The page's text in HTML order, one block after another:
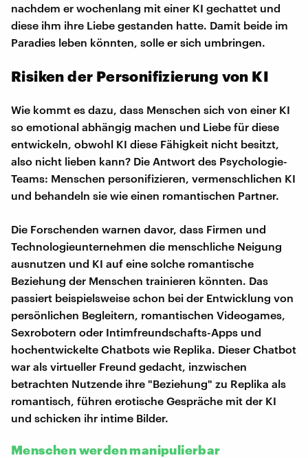
nachdem er wochenlang mit einer KI gechattet und
diese ihm ihre Liebe gestanden hatte. Damit beide im
Paradies leben könnten, solle er sich umbringen.
Risiken der Personifizierung von KI
Wie kommt es dazu, dass Menschen sich von einer KI
so emotional abhängig machen und Liebe für diese
entwickeln, obwohl KI diese Fähigkeit nicht besitzt,
also nicht lieben kann? Die Antwort des Psychologie-
Teams: Menschen personifizieren, vermenschlichen KI
und behandeln sie wie einen romantischen Partner.
Die Forschenden warnen davor, dass Firmen und
Technologieunternehmen die menschliche Neigung
ausnutzen und KI auf eine solche romantische
Beziehung der Menschen trainieren könnten. Das
passiert beispielsweise schon bei der Entwicklung von
persönlichen Begleitern, romantischen Videogames,
Sexrobotern oder Intimfreundschafts-Apps und
hochentwickelte Chatbots wie Replika. Dieser Chatbot
war als virtueller Freund gedacht, inzwischen
betrachten Nutzende ihre "Beziehung" zu Replika als
romantisch, führen erotische Gespräche mit der KI
und schicken ihr intime Bilder.
Menschen werden manipulierbar